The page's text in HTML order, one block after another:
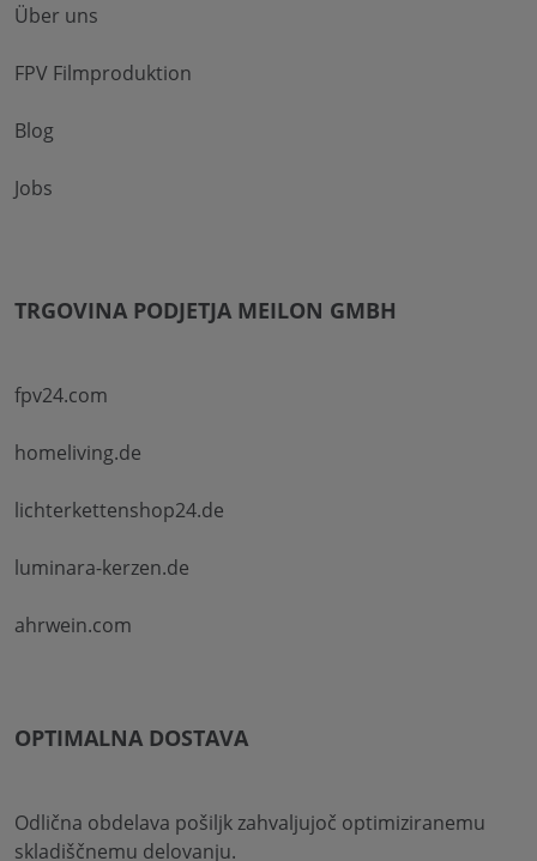
Über uns
FPV Filmproduktion
Blog
Jobs
TRGOVINA PODJETJA MEILON GMBH
fpv24.com
homeliving.de
lichterkettenshop24.de
luminara-kerzen.de
ahrwein.com
OPTIMALNA DOSTAVA
Odlična obdelava pošiljk zahvaljujoč optimiziranemu
skladiščnemu delovanju.